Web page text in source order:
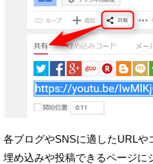
各ブログやSNSに適したURLや
埋め込みや投稿できるページに